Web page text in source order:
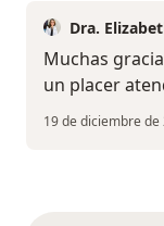
Dra.
Muchas
un placer
19 de diciembre de